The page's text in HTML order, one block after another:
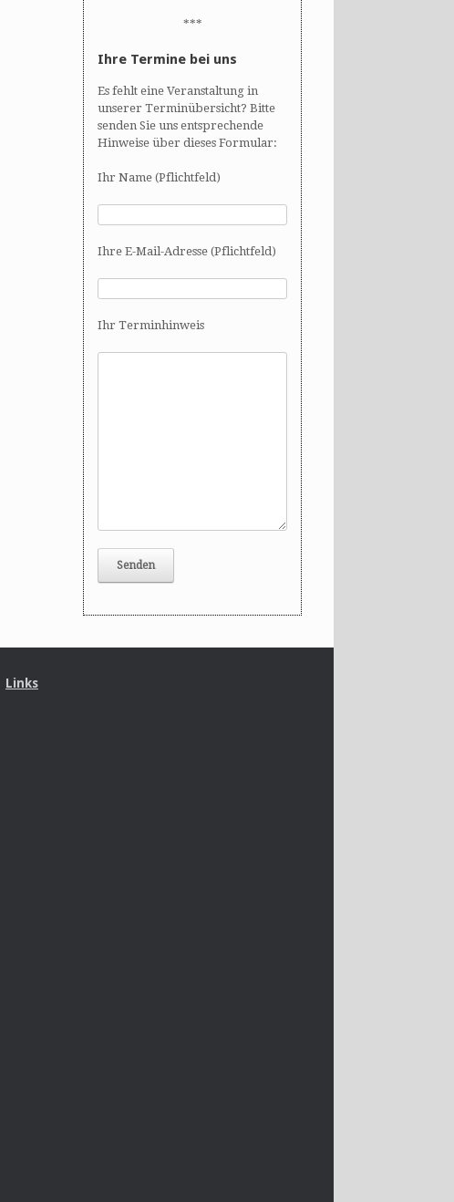
***
Ihre Termine bei uns
Es fehlt eine Veranstaltung in
unserer Terminübersicht? Bitte
senden Sie uns entsprechende
Hinweise über dieses Formular:
Ihr Name (Pflichtfeld)
Ihre E-Mail-Adresse (Pflichtfeld)
Ihr Terminhinweis
Links